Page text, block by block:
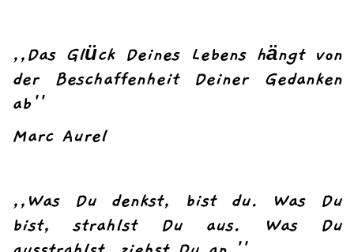
,,Das Glück Deines Lebens hängt von
der Beschaffenheit Deiner Gedanken
ab''
Marc Aurel
,,Was Du denkst, bist du. Was Du
bist, strahlst Du aus. Was Du